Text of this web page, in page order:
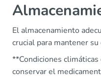
El almacenamiento
crucial para mantener su
**Condiciones
conservar el